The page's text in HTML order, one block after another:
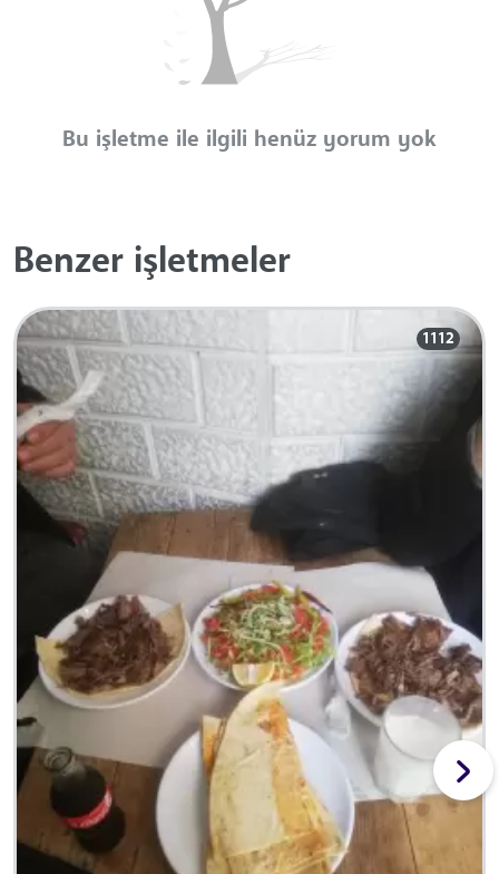
Bu işletme ile ilgili henüz yorum yok
Benzer işletmeler
1112